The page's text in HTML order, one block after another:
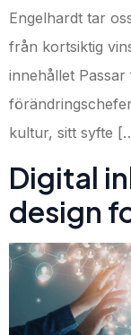
Engelhardt tar
från kortsiktig
innehållet
kultur, sitt syfte
Digital
design